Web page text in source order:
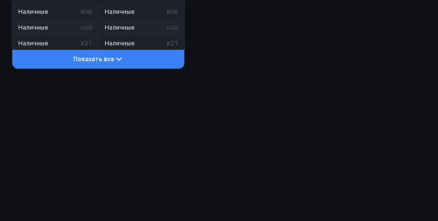
Наличные RUB
Наличные USD
Наличные KZT
Наличные RUB
Наличные USD
Наличные KZT
Показать все